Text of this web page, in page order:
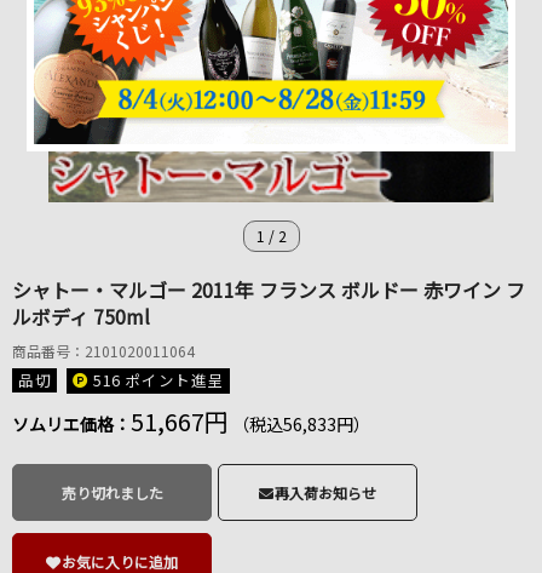
1 / 2
シャトー・マルゴー 2011年 フランス ボルドー 赤ワイン フ
ルボディ 750ml
商品番号：2101020011064
品切 516 ポイント進呈
ソムリエ価格： 51,667円 （税込56,833円）
売り切れました 再入荷お知らせ
お気に入りに追加